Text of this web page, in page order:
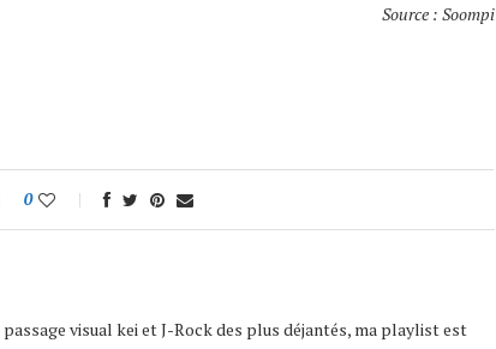
Source : Soompi
0
visual kei et J-Rock des plus déjantés, ma playlist est